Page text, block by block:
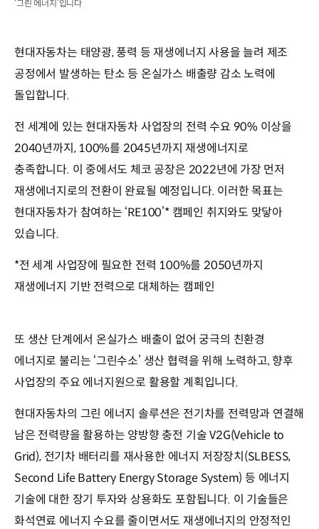
‘그린 에너지’입니다
현대자동차는 태양광, 풍력 등 재생에너지 사용을 늘려 제조
공정에서 발생하는 탄소 등 온실가스 배출량 감소 노력에
돌입합니다.
전 세계에 있는 현대자동차 사업장의 전력 수요 90% 이상을
2040년까지, 100%를 2045년까지 재생에너지로
충족합니다. 이 중에서도 체코 공장은 2022년에 가장 먼저
재생에너지로의 전환이 완료될 예정입니다. 이러한 목표는
현대자동차가 참여하는 ‘RE100’* 캠페인 취지와도 맞닿아
있습니다.
*전 세계 사업장에 필요한 전력 100%를 2050년까지
재생에너지 기반 전력으로 대체하는 캠페인
또 생산 단계에서 온실가스 배출이 없어 궁극의 친환경
에너지로 불리는 ‘그린수소’ 생산 협력을 위해 노력하고, 향후
사업장의 주요 에너지원으로 활용할 계획입니다.
현대자동차의 그린 에너지 솔루션은 전기차를 전력망과 연결해
남은 전력량을 활용하는 양방향 충전 기술 V2G(Vehicle to
Grid), 전기차 배터리를 재사용한 에너지 저장장치(SLBESS,
Second Life Battery Energy Storage System) 등 에너지
기술에 대한 장기 투자와 상용화도 포함됩니다. 이 기술들은
화석연료 에너지 수요를 줄이면서도 재생에너지의 안정적인